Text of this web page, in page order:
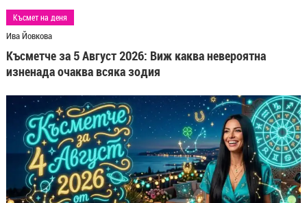
Късмет на деня
Ива Йовкова
Късметче за 5 Август 2026: Виж каква невероятна
изненада очаква всяка зодия